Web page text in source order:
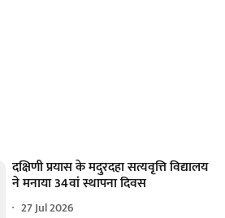
दक्षिणी प्रयास के मदुरदहा सत्यवृत्ति विद्यालय
ने मनाया 34वां स्थापना दिवस
27 Jul 2026